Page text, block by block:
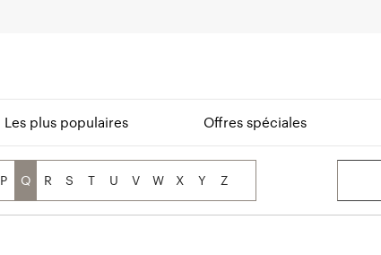
Les plus populaires Offres spéciales
P Q R S T U V W X Y Z